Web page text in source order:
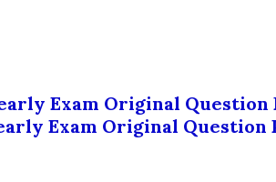
Exam Original Question
Exam Original Question